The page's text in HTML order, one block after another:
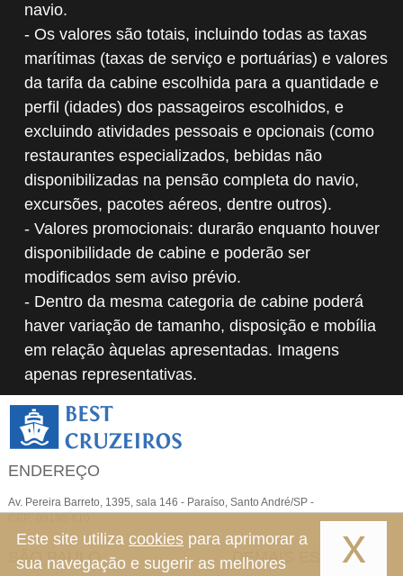
navio.
- Os valores são totais, incluindo todas as taxas
marítimas (taxas de serviço e portuárias) e valores
da tarifa da cabine escolhida para a quantidade e
perfil (idades) dos passageiros escolhidos, e
excluindo atividades pessoais e opcionais (como
restaurantes especializados, bebidas não
disponibilizadas na pensão completa do navio,
excursões, pacotes aéreos, dentre outros).
- Valores promocionais: durarão enquanto houver
disponibilidade de cabine e poderão ser
modificados sem aviso prévio.
- Dentro da mesma categoria de cabine poderá
haver variação de tamanho, disposição e mobília
em relação àquelas apresentadas. Imagens
apenas representativas.
ENDEREÇO
Av. Pereira Barreto, 1395, sala 146 - Paraíso, Santo André/SP -
SÃO PAULO DEMAIS ESTADOS
x
Este site utiliza cookies para aprimorar a
sua navegação e sugerir as melhores